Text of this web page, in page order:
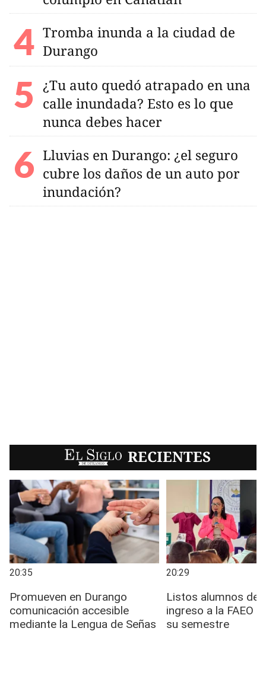
Tromba inunda a la ciudad de
Durango
¿Tu auto quedó atrapado en una
calle inundada? Esto es lo que
nunca debes hacer
Lluvias en Durango: ¿el seguro
cubre los daños de un auto por
inundación?
EL SIGLO RECIENTES